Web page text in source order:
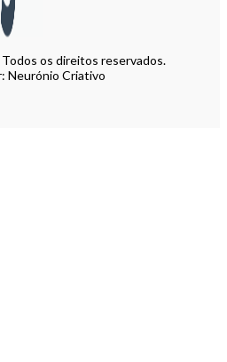
os direitos reservados.
Neurónio Criativo